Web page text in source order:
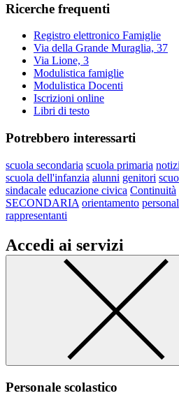
Ricerche frequenti
Registro elettronico Famiglie
Via della Grande Muraglia, 37
Via Lione, 3
Modulistica famiglie
Modulistica Docenti
Iscrizioni online
Libri di testo
Potrebbero interessarti
scuola secondaria scuola primaria
scuola dell'infanzia alunni genitori
sindacale educazione civica Continuità
SECONDARIA orientamento
rappresentanti
Accedi ai servizi
Personale scolastico